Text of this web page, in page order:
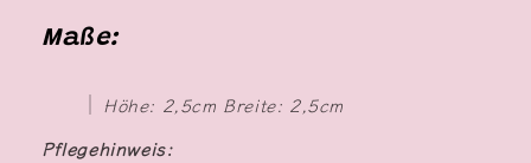
Maße:
Höhe: 2,5cm Breite: 2,5cm
Pflegehinweis: